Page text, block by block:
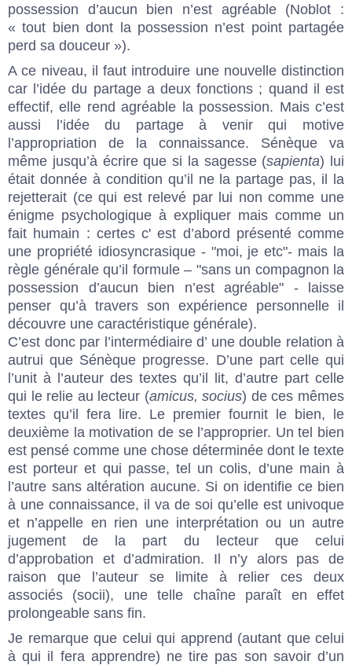
possession d’aucun bien n’est agréable (Noblot :
« tout bien dont la possession n’est point partagée
perd sa douceur »).
A ce niveau, il faut introduire une nouvelle distinction
car l’idée du partage a deux fonctions ; quand il est
effectif, elle rend agréable la possession. Mais c’est
aussi l’idée du partage à venir qui motive
l’appropriation de la connaissance. Sénèque va
même jusqu’à écrire que si la sagesse (sapienta) lui
était donnée à condition qu’il ne la partage pas, il la
rejetterait (ce qui est relevé par lui non comme une
énigme psychologique à expliquer mais comme un
fait humain : certes c' est d’abord présenté comme
une propriété idiosyncrasique - "moi, je etc"- mais la
règle générale qu’il formule – "sans un compagnon la
possession d’aucun bien n’est agréable" - laisse
penser qu’à travers son expérience personnelle il
découvre une caractéristique générale).
C’est donc par l’intermédiaire d’ une double relation à
autrui que Sénèque progresse. D’une part celle qui
l’unit à l’auteur des textes qu’il lit, d’autre part celle
qui le relie au lecteur (amicus, socius) de ces mêmes
textes qu’il fera lire. Le premier fournit le bien, le
deuxième la motivation de se l’approprier. Un tel bien
est pensé comme une chose déterminée dont le texte
est porteur et qui passe, tel un colis, d’une main à
l’autre sans altération aucune. Si on identifie ce bien
à une connaissance, il va de soi qu’elle est univoque
et n’appelle en rien une interprétation ou un autre
jugement de la part du lecteur que celui
d’approbation et d’admiration. Il n’y alors pas de
raison que l’auteur se limite à relier ces deux
associés (socii), une telle chaîne paraît en effet
prolongeable sans fin.
Je remarque que celui qui apprend (autant que celui
à qui il fera apprendre) ne tire pas son savoir d’un